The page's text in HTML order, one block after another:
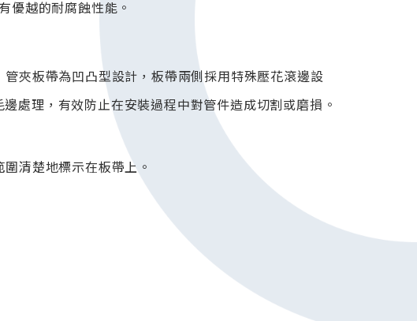
優越的耐腐蝕性能。
管夾板帶為凹凸型設計，板帶兩側採用特殊壓花滾邊設
處理，有效防止在安裝過程中對管件造成切割或磨損。
清楚地標示在板帶上。